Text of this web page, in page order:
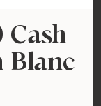
Blanc